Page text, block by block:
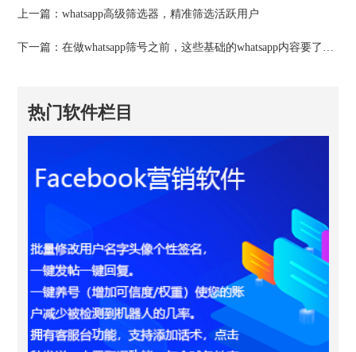
上一篇：whatsapp高级筛选器，精准筛选活跃用户
下一篇：在做whatsapp筛号之前，这些基础的whatsapp内容要了解！
热门软件栏目